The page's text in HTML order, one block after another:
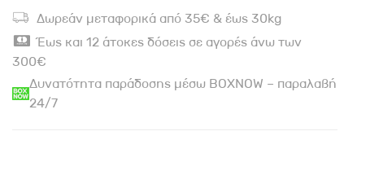
Δωρεάν μεταφορικά από 35€ & έως 30kg
Έως και 12 άτοκες δόσεις σε αγορές άνω των
300€
Δυνατότητα παράδοσης μέσω BOXNOW – παραλαβή
24/7